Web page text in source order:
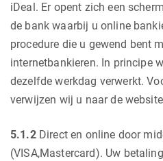
iDeal. Er opent zich een
de bank waarbij u online
procedure die u gewend bent
internetbankieren. In principe
dezelfde werkdag verwerkt.
verwijzen wij u naar de
5.1.2Direct en online door
(VISA,Mastercard). Uw